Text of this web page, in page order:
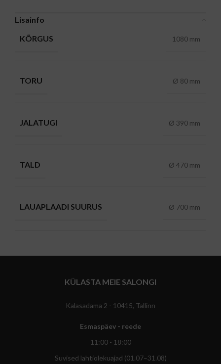
Lisainfo
KÕRGUS
1080 mm
TORU Ø 80 mm
JALATUGI Ø 390 mm
TALD Ø 470 mm
LAUAPLAADI SUURUS Ø 700 mm
KÜLASTA MEIE SALONGI
Kalasadama 2 - 10415, Tallinn
Esmaspäev - reede
11:00 - 18:00
Suvised lahtiolekuajad (01.07–31.08)